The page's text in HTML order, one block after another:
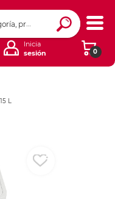
0
Inicia
sesión
L
Ingresar Codigo